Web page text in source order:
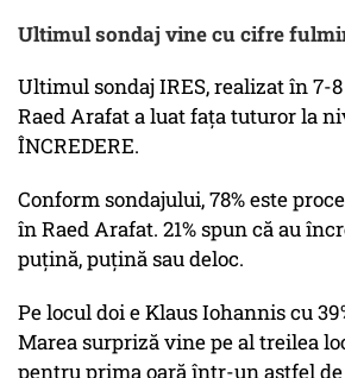
Ultimul sondaj vine cu cifre
Ultimul sondaj IRES, realizat în 7-
Raed Arafat a luat fața tuturor la
ÎNCREDERE.
Conform sondajului, 78% este
în Raed Arafat. 21% spun că au
puțină, puțină sau deloc.
Pe locul doi e Klaus Iohannis cu
Marea surpriză vine pe al treilea
pentru prima oară într-un astfel de